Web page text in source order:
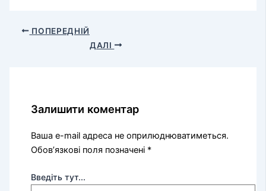
ПОПЕРЕДНІЙ
ДАЛІ
Залишити коментар
Ваша e-mail адреса не оприлюднюватиметься.
Обов’язкові поля позначені *
Введіть тут...